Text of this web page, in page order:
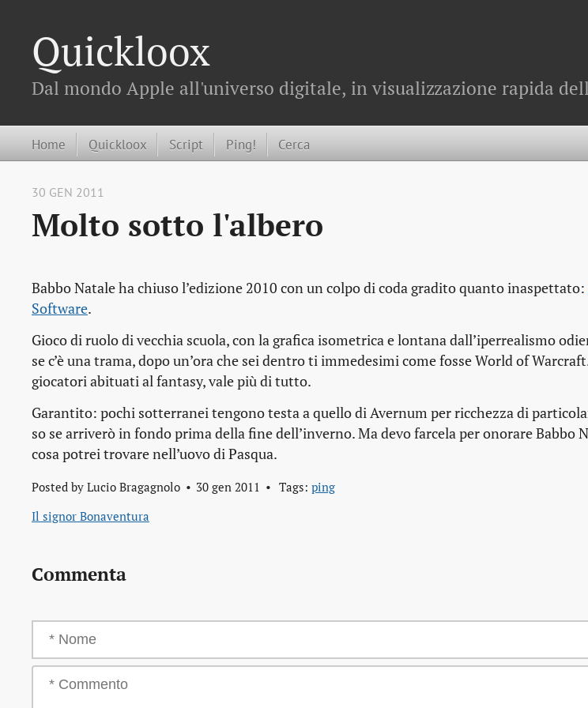
Quickloox
Dal mondo Apple all'universo digitale, in visualizzazione rapida
Home Quickloox Script Ping! Cerca
30 GEN 2011
Molto sotto l'albero
Babbo Natale ha chiuso l’edizione 2010 con un colpo di coda gradito quanto inaspettato:
Software.
Gioco di ruolo di vecchia scuola, con la grafica isometrica e lontana dall’iperrealismo
se c’è una trama, dopo un’ora che sei dentro ti immedesimi come fosse World of
giocatori abituati alfantasy, vale più di tutto.
Garantito: pochi sotterranei tengono testa a quello di Avernum per ricchezza di
so se arriverò in fondo prima della fine dell’inverno. Ma devo farcela per onorare Babbo
cosa potrei trovare nell’uovo di Pasqua.
Posted by Lucio Bragagnolo 30 gen 2011 Tags: ping
Il signor Bonaventura
Commenta